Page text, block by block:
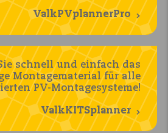
ValkPVplannerPro
schnell und einfach das
Montagematerial für alle
PV-Montagesysteme!
ValkKITSplanner